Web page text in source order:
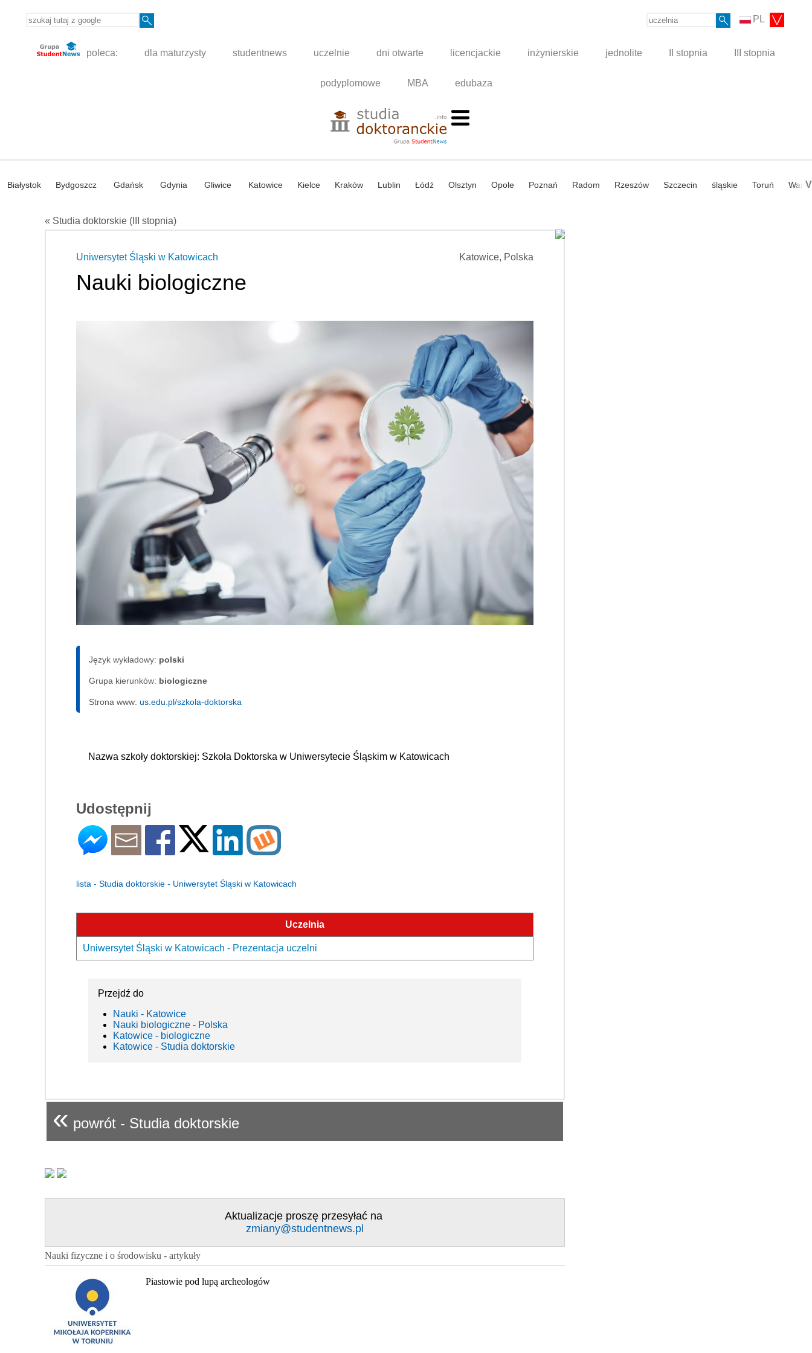
PL
poleca: dla maturzysty studentnews uczelnie dni otwarte licencjackie inżynierskie jednolite II stopnia III stopnia
podyplomowe MBA edubaza
Białystok Bydgoszcz Gdańsk Gdynia Gliwice Katowice Kielce Kraków Lublin Łódź Olsztyn Opole Poznań Radom Rzeszów Szczecin śląskie Toruń V
« Studia doktorskie (III stopnia)
Katowice, Polska
Uniwersytet Śląski w Katowicach
Nauki biologiczne
Język wykładowy: polski
Grupa kierunków: biologiczne
Strona www: us.edu.pl/szkola-doktorska
Nazwa szkoły doktorskiej: Szkoła Doktorska w Uniwersytecie Śląskim w Katowicach
Udostępnij
lista - Studia doktorskie - Uniwersytet Śląski w Katowicach
Uczelnia
Uniwersytet Śląski w Katowicach - Prezentacja uczelni
Przejdź do
Nauki - Katowice
Nauki biologiczne - Polska
Katowice - biologiczne
Katowice - Studia doktorskie
« powrót - Studia doktorskie
Aktualizacje proszę przesyłać na
zmiany@studentnews.pl
Nauki fizyczne i o środowisku - artykuły
Piastowie pod lupą archeologów